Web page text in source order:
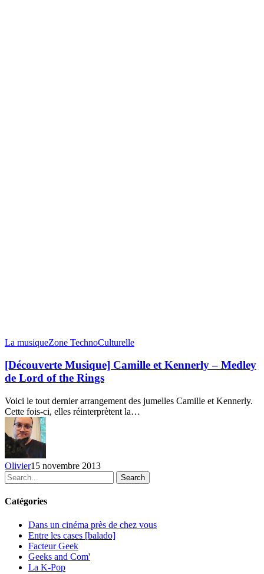
La musiqueZone TechnoCulturelle
[Découverte Musique] Camille et Kennerly – Medley
de Lord of the Rings
Voici le tout dernier arrangement des jumelles Camille et Kennerly.
Cette fois-ci, elles réinterprètent la…
Olivier15 novembre 2013
Search
Catégories
Dans un cinéma près de chez vous
Entre les cases [balado]
Facteur Geek
Geeks and Com'
La K-Pop